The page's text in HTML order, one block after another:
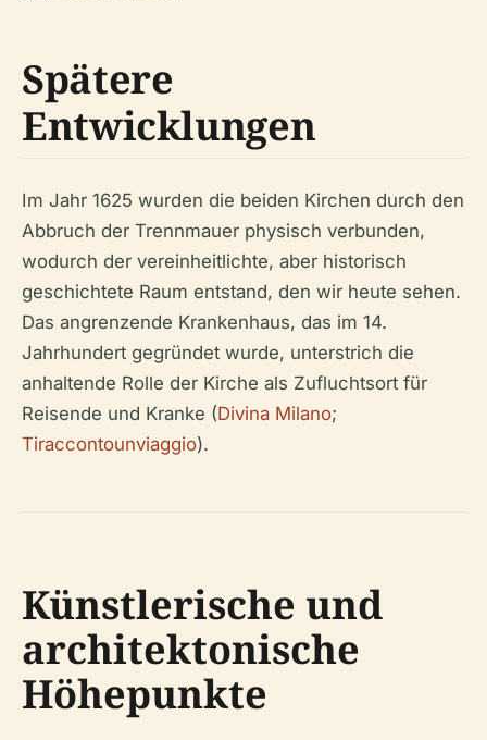
Spätere
Entwicklungen
Im Jahr 1625 wurden die beiden Kirchen durch den
Abbruch der Trennmauer physisch verbunden,
wodurch der vereinheitlichte, aber historisch
geschichtete Raum entstand, den wir heute sehen.
Das angrenzende Krankenhaus, das im 14.
Jahrhundert gegründet wurde, unterstrich die
anhaltende Rolle der Kirche als Zufluchtsort für
Reisende und Kranke (Divina Milano;
Tiraccontounviaggio).
Künstlerische und
architektonische
Höhepunkte